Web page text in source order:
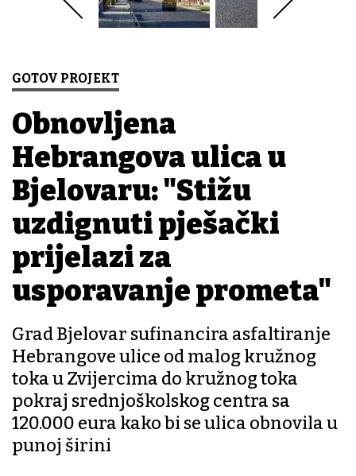
GOTOV PROJEKT
Obnovljena
Hebrangova ulica u
Bjelovaru: "Stižu
uzdignuti pješački
prijelazi za
usporavanje prometa"
Grad Bjelovar sufinancira asfaltiranje
Hebrangove ulice od malog kružnog
toka u Zvijercima do kružnog toka
pokraj srednjoškolskog centra sa
120.000 eura kako bi se ulica obnovila u
punoj širini